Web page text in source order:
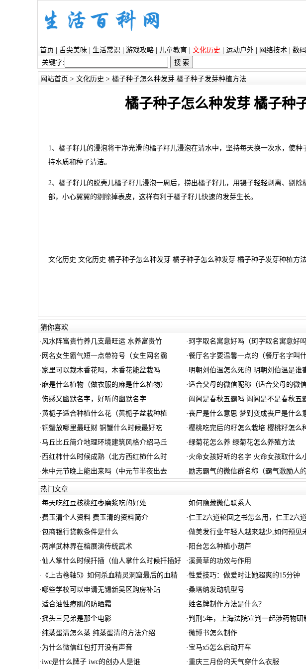
首页 舌尖美味| 生活常识 游戏攻略| 儿童教育| 文化历史 运动户外| 网络技术| 数
关键字:
网站首页 > 文化历史 > 橘子种子怎么种发芽 橘子种子发芽种植方法
橘子种子怎么种发芽 橘子种
1、橘子籽儿的浸泡将干净光滑的橘子籽儿浸泡在清水中，坚持每天换一次水，使
持水质和种子清洁。
2、橘子籽儿的脱壳儿橘子籽儿浸泡一周后，捞出橘子籽儿，用镊子轻轻剥离、剔
部，小心翼翼的剔除掉表皮，这样有利于橘子籽儿快速的发芽生长。
文化历史 文化历史 橘子种子怎么种发芽 橘子种子怎么种发芽 橘子种子发芽种植方
猜你喜欢
· 风水阵富贵竹养几支最旺运 水养富贵竹 ·珂字取名寓意好吗（珂字取名寓意好
· 网名女生霸气短一点带符号（女生网名霸 ·餐厅名字要温馨一点的（餐厅名字叫
· 家里可以栽木香花吗，木香花能盆栽吗 · 明朝刘伯温怎么死的 明朝刘伯温是谁
·麻是什么植物（做衣服的麻是什么植物） ·适合父母的微信昵称（适合父母的微
·伤感又幽默名字，好听的幽默名字 · 阖闾是春秋五霸吗 阖闾是不是春秋五
·黄栀子适合种植什么花（黄栀子盆栽种植 ·丧尸是什么意思 梦到变成丧尸是什么
·铜蟹放哪里最旺财 铜蟹什么时候最好吃 ·樱桃吃完后的籽怎么栽培 樱桃籽怎么
·马丘比丘简介地理环境建筑风格介绍马丘 ·绿菊花怎么养 绿菊花怎么养殖方法
· 西红柿什么时候成熟（北方西红柿什么时 · 火命女孩好听的名字 火命女孩取什么
·朱中元节晚上能出来吗（中元节半夜出去 · 励志霸气的微信群名称（霸气激励人
热门文章
·每天吃红豆核桃红枣磨浆吃的好处 ·如何隐藏微信联系人
· 费玉清个人资料 费玉清的资料简介 ·仁王2六道轮回之书怎么用，仁王2六
·包商银行贷款条件是什么 ·做美发行业年轻人越来越少,如何预见
· 两岸武林界在榕展演传统武术 · 阳台怎么种植小葫芦
·仙人掌什么时候扦插（仙人掌什么时候扦插好 ·溪黄草的功效与作用
· 《上古卷轴5》如何杀血精灵洞窟最后的血精 ·性爱技巧：做爱时让她超爽的15分钟
· 哪些学校可以申请无锡新吴区购房补贴 ·桑塔纳发动机型号
·适合油性痘肌的防晒霜 ·姓名牌制作方法是什么？
·摇头三兄弟是那个电影 ·判刑5年，上海法院宣判一起涉药物研
·纯蒸蛋清怎么蒸 纯蒸蛋清的方法介绍 ·微博书怎么制作
· 为什么微信红包打开没有声音 · 宝马x5怎么启动开车
·iwc是什么牌子 iwc的创办人是谁 ·重庆三月份的天气穿什么衣服